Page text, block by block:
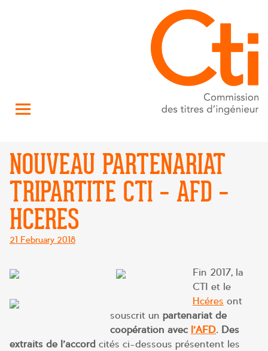
NOUVEAU PARTENARIAT
TRIPARTITE CTI – AFD –
HCERES
Posted
21 February 2018
Fin 2017, la
CTI et le
Hcéres ont
souscrit un partenariat de
coopération avec l’AFD. Des
extraits de l’accord cités ci-dessous présentent les